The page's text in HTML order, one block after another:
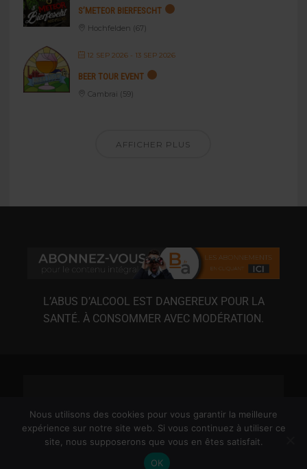
S’METEOR BIERFESCHT
Hochfelden (67)
12 SEP 2026- 13 SEP 2026
BEER TOUR EVENT
Cambrai (59)
AFFICHER PLUS
L’ABUS D’ALCOOL EST DANGEREUX POUR LA
SANTÉ. À CONSOMMER AVEC MODÉRATION.
MENTIONS LÉGALES
Nous utilisons des cookies pour vous garantir la meilleure
expérience sur notre site web. Si vous continuez à utiliser ce
site, nous supposerons que vous en êtes satisfait.
OK